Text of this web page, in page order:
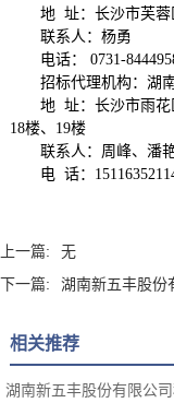
地 址： 长沙市芙
联系人：杨勇
电话：
0731-
招标代理机构：湖
地 址：长沙市雨
18楼、19楼
联系人： 周峰、潘
电 话：
上一篇:
无
下一篇:
湖南新五丰股份
相关推荐
湖南新五丰股份有限公司